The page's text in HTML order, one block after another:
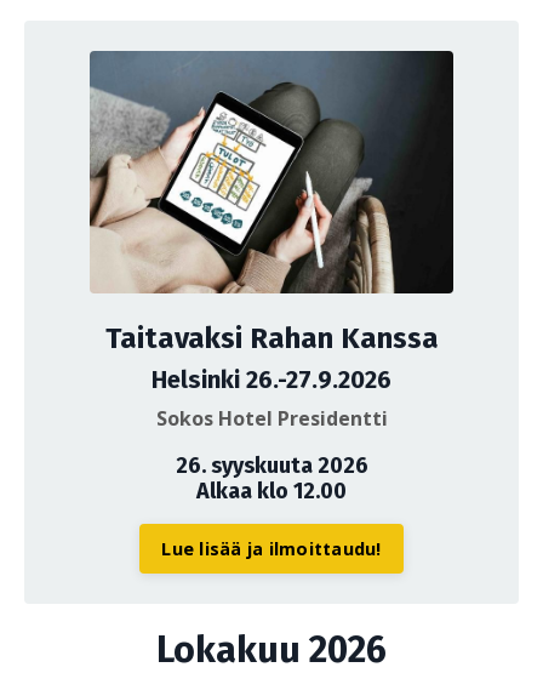
Taitavaksi Rahan Kanssa
Helsinki 26.-27.9.2026
Sokos Hotel Presidentti
26. syyskuuta 2026
Alkaa klo 12.00
Lue lisää ja ilmoittaudu!
Lokakuu 2026